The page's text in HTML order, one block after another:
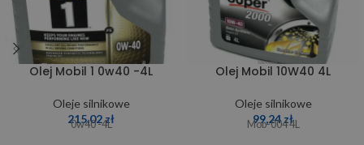
Olej Mobil 1 0w40 -4L
Oleje silnikowe
215,02zł
0w40 -4L
Olej Mobil 10W40 4L
Oleje silnikowe
99,24zł
Mob-004 4L